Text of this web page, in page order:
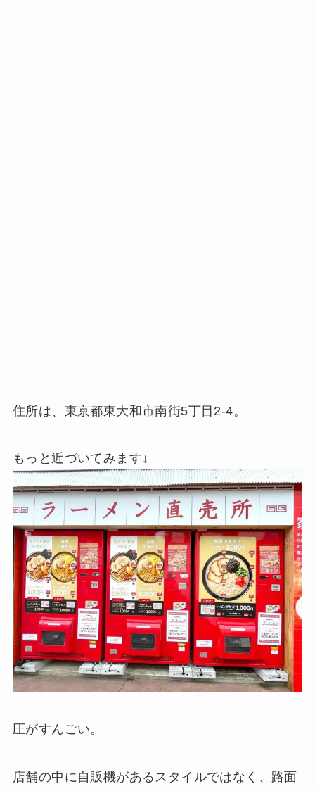
住所は、東京都東大和市南街5丁目2-4。
もっと近づいてみます↓
圧がすんごい。
店舗の中に自販機があるスタイルではなく、路面